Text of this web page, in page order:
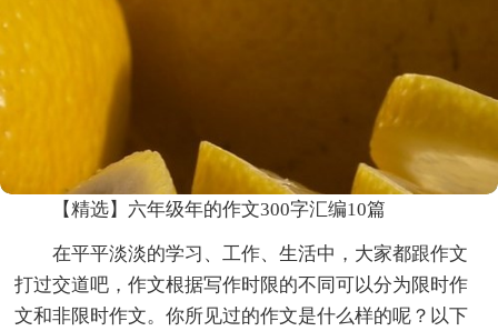
【精选】六年级年的作文300字汇编10篇
在平平淡淡的学习、工作、生活中，大家都跟作文
打过交道吧，作文根据写作时限的不同可以分为限时作
文和非限时作文。你所见过的作文是什么样的呢？以下